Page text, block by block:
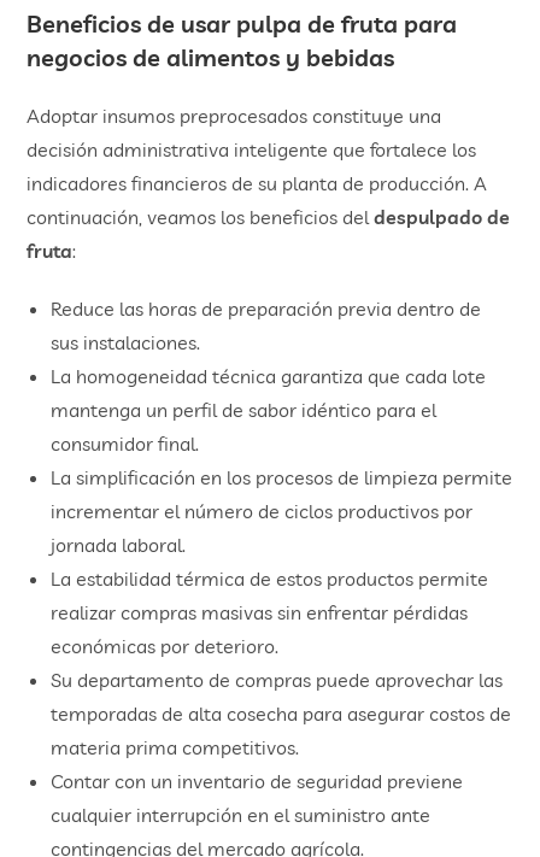
Beneficios de usar pulpa de fruta para
negocios de alimentos y bebidas
Adoptar insumos preprocesados constituye una
decisión administrativa inteligente que fortalece los
indicadores financieros de su planta de producción. A
continuación, veamos los beneficios deldespulpado de
fruta:
Reduce las horas de preparación previa dentro de
sus instalaciones.
La homogeneidad técnica garantiza que cada lote
mantenga un perfil de sabor idéntico para el
consumidor final.
La simplificación en los procesos de limpieza permite
incrementar el número de ciclos productivos por
jornada laboral.
La estabilidad térmica de estos productos permite
realizar compras masivas sin enfrentar pérdidas
económicas por deterioro.
Su departamento de compras puede aprovechar las
temporadas de alta cosecha para asegurar costos de
materia prima competitivos.
Contar con un inventario de seguridad previene
cualquier interrupción en el suministro ante
contingencias del mercado agrícola.